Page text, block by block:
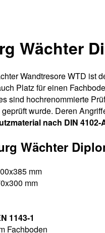
Wächter
Wandtresore WTD ist
Platz für einen
sind hochrenommierte
wurde. Deren
nach DIN 4102-
Wächter
mm
mm
1143-1
Fachboden